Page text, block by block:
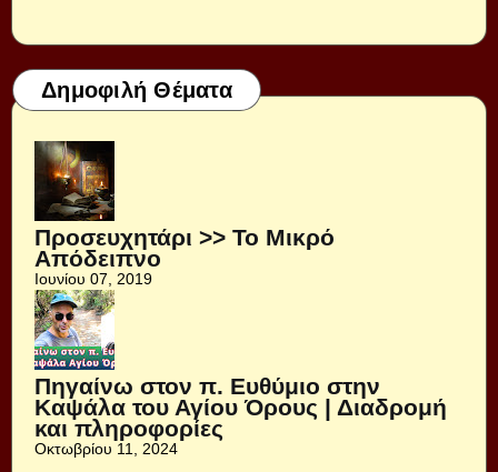
Δημοφιλή Θέματα
Προσευχητάρι >> Το Μικρό
Απόδειπνο
Ιουνίου 07, 2019
Πηγαίνω στον π. Ευθύμιο στην
Καψάλα του Αγίου Όρους | Διαδρομή
και πληροφορίες
Οκτωβρίου 11, 2024